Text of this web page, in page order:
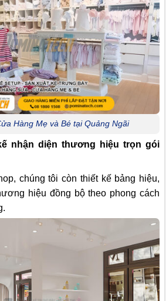
Hàng Mẹ và Bé tại Quảng Ngãi
nhận diện thương hiệu trọn gói
chúng tôi còn thiết kế bảng hiệu,
hiệu đồng bộ theo phong cách